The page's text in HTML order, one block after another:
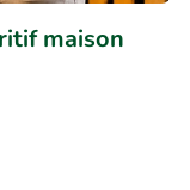
maison